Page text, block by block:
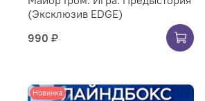
(Эксклюзив EDGE)
990 ₽
Новинка